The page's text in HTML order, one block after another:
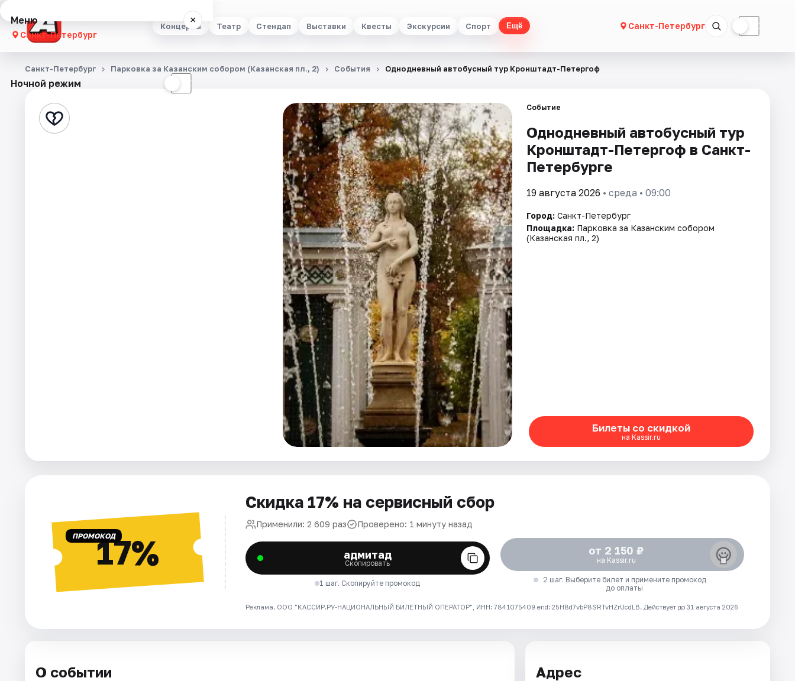
Концерты Театр Стендап Выставки Квесты Экскурсии Спорт Ещё Санкт-Петербург ☾
Меню ×
Санкт-Петербург
Концерты
Стендап
Ночной режим ☾
Санкт-Петербург Парковка за Казанским собором (Казанская пл., 2) События Однодневный автобусный тур Кронштадт-Петергоф
Событие
Однодневный автобусный тур
Кронштадт-Петергоф в Санкт-
Петербурге
19 августа 2026 • среда • 09:00
Город: Санкт-Петербург
Площадка: Парковка за Казанским собором
(Казанская пл., 2)
Билеты со скидкой
на Kassir.ru
ПРОМОКОД17%
Скидка 17% на сервисный сбор
Применили: 2 609 раз Проверено: 1 минуту назад
адмитад
Скопировать
1 шаг. Скопируйте промокод
от 2 150 ₽
на Kassir.ru
2 шаг. Выберите билет и примените промокод
до оплаты
Реклама. ООО "КАССИР.РУ-НАЦИОНАЛЬНЫЙ БИЛЕТНЫЙ ОПЕРАТОР", ИНН: 7841075409 erid: 25H8d7vbP8SRTvHZrUcdLB. Действует до 31 августа 2026
О событии Адрес